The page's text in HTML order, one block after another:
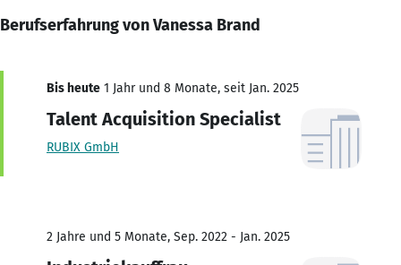
Berufserfahrung von Vanessa Brand
Bis heute 1 Jahr und 8 Monate, seit Jan. 2025
Talent Acquisition Specialist
RUBIX GmbH
2 Jahre und 5 Monate, Sep. 2022 - Jan. 2025